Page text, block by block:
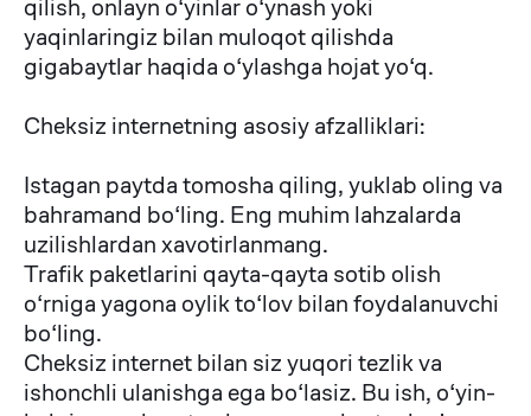
qilish, onlayn o‘yinlar o‘ynash yoki
yaqinlaringiz bilan muloqot qilishda
gigabaytlar haqida o‘ylashga hojat yo‘q.
Cheksiz internetning asosiy afzalliklari:
Istagan paytda tomosha qiling, yuklab oling va
bahramand bo‘ling. Eng muhim lahzalarda
uzilishlardan xavotirlanmang.
Trafik paketlarini qayta-qayta sotib olish
o‘rniga yagona oylik to‘lov bilan foydalanuvchi
bo‘ling.
Cheksiz internet bilan siz yuqori tezlik va
ishonchli ulanishga ega bo‘lasiz. Bu ish, o‘yin-